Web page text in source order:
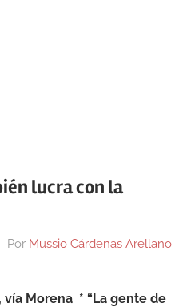
lucra con la
Por Mussio Cárdenas Arellano
vía Morena * “La gente de